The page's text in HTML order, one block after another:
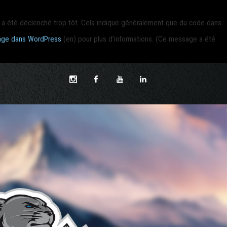
a été déclenché trop tôt. Cela indique généralement que du code dans
dans WordPress (en) pour plus d’informations. (Ce message a été